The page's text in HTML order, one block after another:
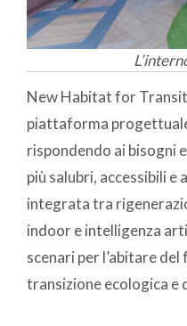
New Habitat for
piattaforma
rispondendo ai bisogni
più salubri, accessibili e
integrata tra
indoor e intelligenza
scenari per l’abitare
transizione ecologica e